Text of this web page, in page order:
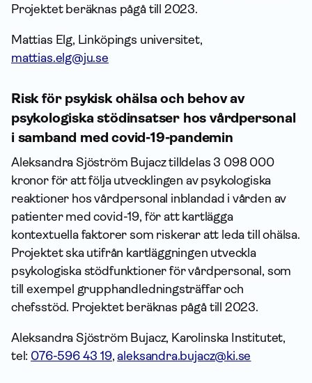
Projektet beräknas pågå till 2023.
Mattias Elg, Linköpings universitet,
mattias.elg@ju.se
Risk för psykisk ohälsa och behov av
psykologiska stödinsatser hos vårdpersonal
i samband med covid-19-pandemin
Aleksandra Sjöström Bujacz tilldelas 3 098 000
kronor för att följa utvecklingen av psykologiska
reaktioner hos vårdpersonal inblandad i vården av
patienter med covid-19, för att kartlägga
kontextuella faktorer som riskerar att leda till ohälsa.
Projektet ska utifrån kartläggningen utveckla
psykologiska stödfunktioner för vårdpersonal, som
till exempel grupphandledningsträffar och
chefsstöd. Projektet beräknas pågå till 2023.
Aleksandra Sjöström Bujacz, Karolinska Institutet,
tel: 076-596 43 19,aleksandra.bujacz@ki.se